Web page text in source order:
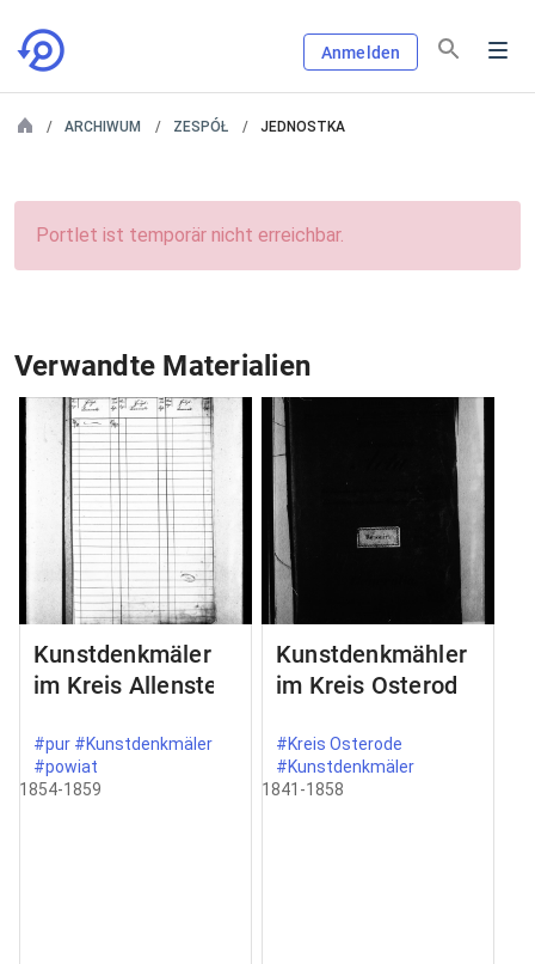
Anmelden
ARCHIWUM ZESPÓŁ JEDNOSTKA
Portlet ist temporär nicht erreichbar.
Verwandte Materialien
Kunstdenkmäler
im Kreis Allenstein
#pur #Kunstdenkmäler
#powiat
1854-1859
Kunstdenkmähler
im Kreis Osterode
#Kreis Osterode
#Kunstdenkmäler
1841-1858